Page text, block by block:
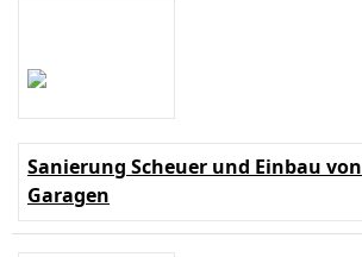
Sanierung Scheuer und Einbau von
Garagen